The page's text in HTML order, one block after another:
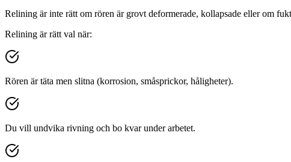
Relining är inte rätt om rören är grovt deformerade, kollapsade eller om
Relining är rätt val när:
Rören är täta men slitna (korrosion, småsprickor, håligheter).
Du vill undvika rivning och bo kvar under arbetet.